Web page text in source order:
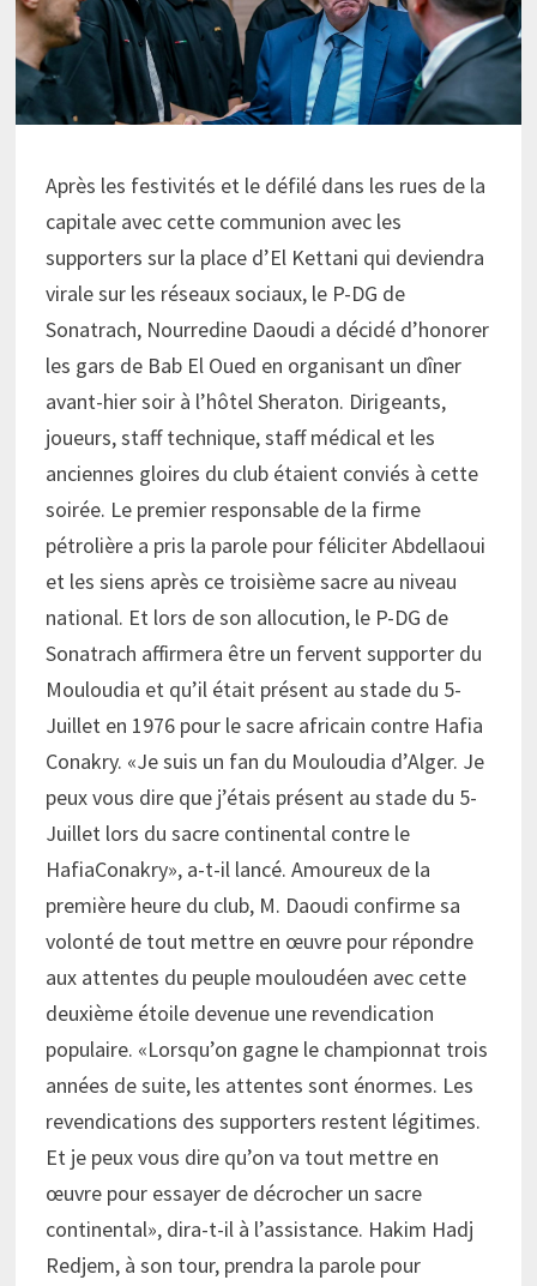
Après les festivités et le défilé dans les rues de la
capitale avec cette communion avec les
supporters sur la place d’El Kettani qui deviendra
virale sur les réseaux sociaux, le P-DG de
Sonatrach, Nourredine Daoudi a décidé d’honorer
les gars de Bab El Oued en organisant un dîner
avant-hier soir à l’hôtel Sheraton. Dirigeants,
joueurs, staff technique, staff médical et les
anciennes gloires du club étaient conviés à cette
soirée. Le premier responsable de la firme
pétrolière a pris la parole pour féliciter Abdellaoui
et les siens après ce troisième sacre au niveau
national. Et lors de son allocution, le P-DG de
Sonatrach affirmera être un fervent supporter du
Mouloudia et qu’il était présent au stade du 5-
Juillet en 1976 pour le sacre africain contre Hafia
Conakry. «Je suis un fan du Mouloudia d’Alger. Je
peux vous dire que j’étais présent au stade du 5-
Juillet lors du sacre continental contre le
HafiaConakry», a-t-il lancé. Amoureux de la
première heure du club, M. Daoudi confirme sa
volonté de tout mettre en œuvre pour répondre
aux attentes du peuple mouloudéen avec cette
deuxième étoile devenue une revendication
populaire. «Lorsqu’on gagne le championnat trois
années de suite, les attentes sont énormes. Les
revendications des supporters restent légitimes.
Et je peux vous dire qu’on va tout mettre en
œuvre pour essayer de décrocher un sacre
continental», dira-t-il à l’assistance. Hakim Hadj
Redjem, à son tour, prendra la parole pour